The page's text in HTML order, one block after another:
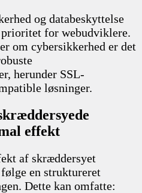
og databeskyttelse
for webudviklere.
om cybersikkerhed er det
herunder SSL-
løsninger.
effekt
af skræddersyet
en struktureret
Dette kan omfatte: